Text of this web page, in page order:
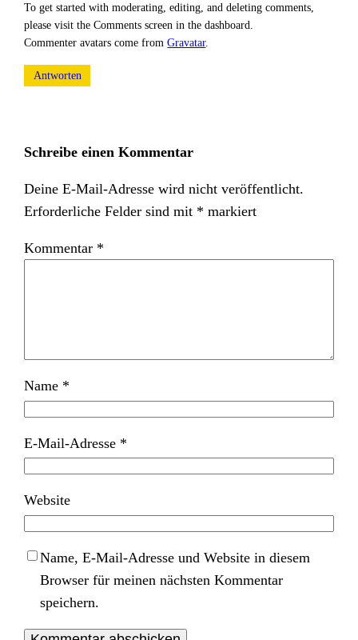
To get started with moderating, editing, and deleting comments,
please visit the Comments screen in the dashboard.
Commenter avatars come fromGravatar.
Antworten
Schreibe einen Kommentar
Deine E-Mail-Adresse wird nicht veröffentlicht.
Erforderliche Felder sind mit * markiert
Kommentar *
Name *
E-Mail-Adresse *
Website
Name, E-Mail-Adresse und Website in diesem
Browser für meinen nächsten Kommentar
speichern.